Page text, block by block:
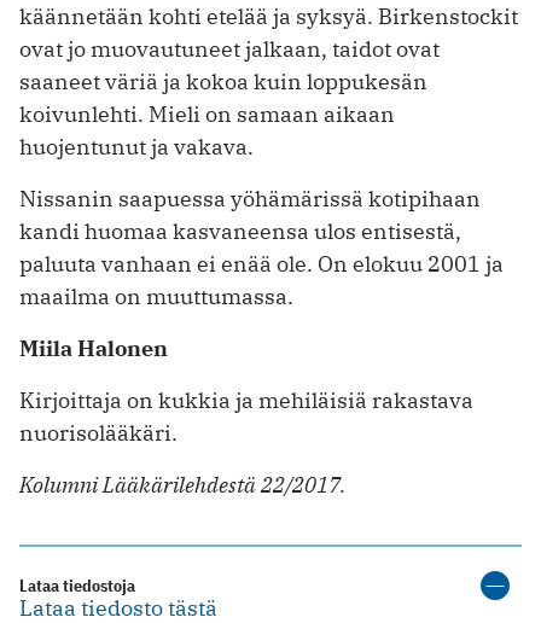
käännetään kohti etelää ja syksyä. Birkenstockit
ovat jo muovautuneet jalkaan, taidot ovat
saaneet väriä ja kokoa kuin loppukesän
koivunlehti. Mieli on samaan aikaan
huojentunut ja vakava.
Nissanin saapuessa yöhämärissä kotipihaan
kandi huomaa kasvaneensa ulos entisestä,
paluuta vanhaan ei enää ole. On elokuu 2001 ja
maailma on muuttumassa.
Miila Halonen
Kirjoittaja on kukkia ja mehiläisiä rakastava
nuorisolääkäri.
Kolumni Lääkärilehdestä 22/2017.
Lataa tiedostoja
Lataa tiedosto tästä